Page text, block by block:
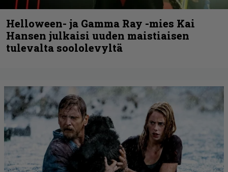
Helloween- ja Gamma Ray -mies Kai
Hansen julkaisi uuden maistiaisen
tulevalta soololevyltä